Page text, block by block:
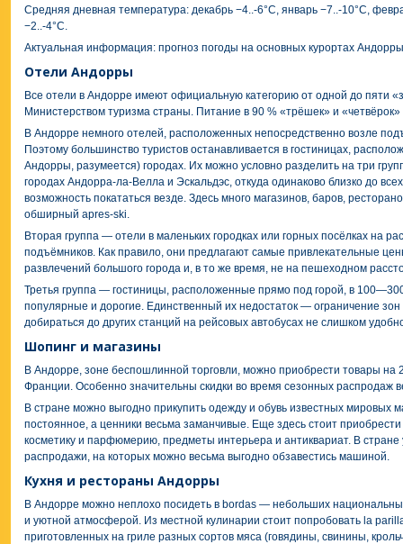
Средняя дневная температура: декабрь −4..-6°C, январь −7..-10°C,
−2..-4°C.
Актуальная информация: прогноз погоды на основных курортах
Отели Андорры
Все отели в Андорре имеют официальную категорию от одной до пяти
Министерством туризма страны. Питание в 90 % «трёшек» и
В Андорре немного отелей, расположенных непосредственно возле
Поэтому большинство туристов останавливается в гостиницах,
Андорры, разумеется) городах. Их можно условно разделить на три
городах Андорра-ла-Велла и Эскальдэс, откуда одинаково близко до
возможность покататься везде. Здесь много магазинов, баров,
обширный apres-ski.
Вторая группа — отели в маленьких городках или горных посёлках на
подъёмников. Как правило, они предлагают самые привлекательные
развлечений большого города и, в то же время, не на пешеходном
Третья группа — гостиницы, расположенные прямо под горой, в
популярные и дорогие. Единственный их недостаток — ограничение
добираться до других станций на рейсовых автобусах не слишком
Шопинг и магазины
В Андорре, зоне беспошлинной торговли, можно приобрести товары
Франции. Особенно значительны скидки во время сезонных распродаж
В стране можно выгодно прикупить одежду и обувь известных мировых
постоянное, а ценники весьма заманчивые. Еще здесь стоит
косметику и парфюмерию, предметы интерьера и антиквариат. В
распродажи, на которых можно весьма выгодно обзавестись машиной.
Кухня и рестораны Андорры
В Андорре можно неплохо посидеть в bordas — небольших
и уютной атмосферой. Из местной кулинарии стоит попробовать la
приготовленных на гриле разных сортов мяса (говядины, свинины,